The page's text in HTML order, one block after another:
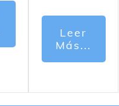
Leer
Más...